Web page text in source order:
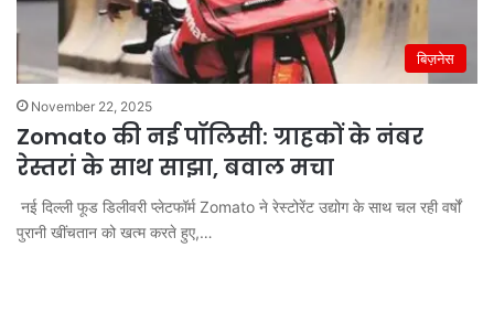
बिज़नेस
November 22, 2025
Zomato की नई पॉलिसी: ग्राहकों के नंबर
रेस्तरां के साथ साझा, बवाल मचा
नई दिल्ली फूड डिलीवरी प्लेटफॉर्म Zomato ने रेस्टोरेंट उद्योग के साथ चल रही वर्षों
पुरानी खींचतान को खत्म करते हुए,…